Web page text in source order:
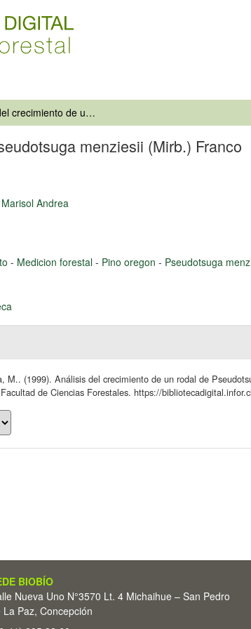
Análisis del crecimiento de un rodal de Pseudotsuga menziesii (Mirb.) Franco
menziesii (Mirb.) Franco
Andrea
- Medicion forestal - Pino oregon - Pseudotsuga
M.. (1999). Análisis del crecimiento de un rodal de
de Ciencias Forestales. https://
BIOBÍO
Nueva Uno N°3570 Lt. 4 Michaihue – San Pedro
La Paz, Concepción